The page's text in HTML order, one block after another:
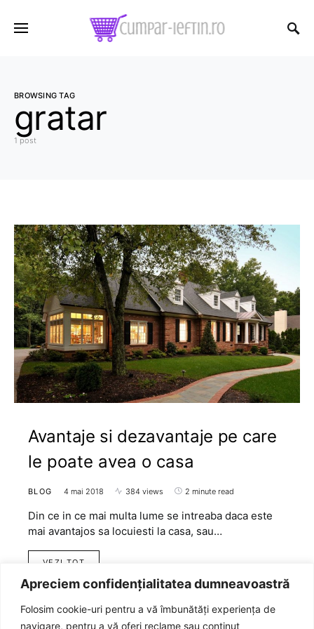
Apreciem confidențialitatea dumneavoastră
Folosim cookie-uri pentru a vă îmbunătăți experiența de
navigare, pentru a vă oferi reclame sau conținut
BROWSING TAG
gratar
1 post
Avantaje si dezavantaje pe care
le poate avea o casa
BLOG 4 mai 2018 384 views 2 minute read
Din ce in ce mai multa lume se intreaba daca este
mai avantajos sa locuiesti la casa, sau…
VEZI TOT